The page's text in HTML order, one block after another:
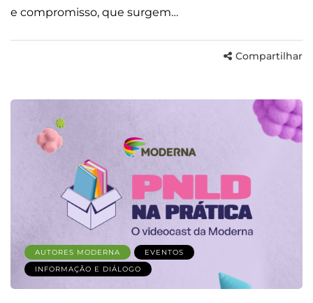
e compromisso, que surgem…
Compartilhar
AUTORES MODERNA
EVENTOS
INFORMAÇÃO E DIÁLOGO